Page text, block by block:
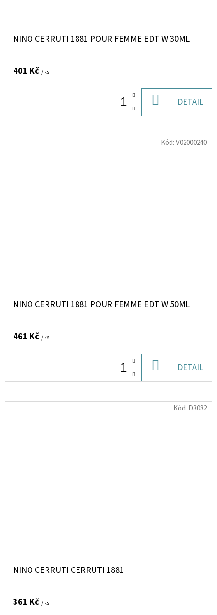
NINO CERRUTI 1881 POUR FEMME EDT W 30ML
401 Kč / ks
KOŠÍKU
DETAIL
NINO CERRUTI 1881 POUR FEMME EDT W 50ML
461 Kč / ks
KOŠÍKU
DETAIL
Kód:V02000240
NINO CERRUTI CERRUTI 1881
361 Kč / ks
Kód: D3082